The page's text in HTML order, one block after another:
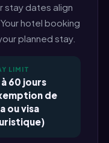
stay dates align
hotel booking
planned stay.
LIMIT
60 jours
de
ou visa